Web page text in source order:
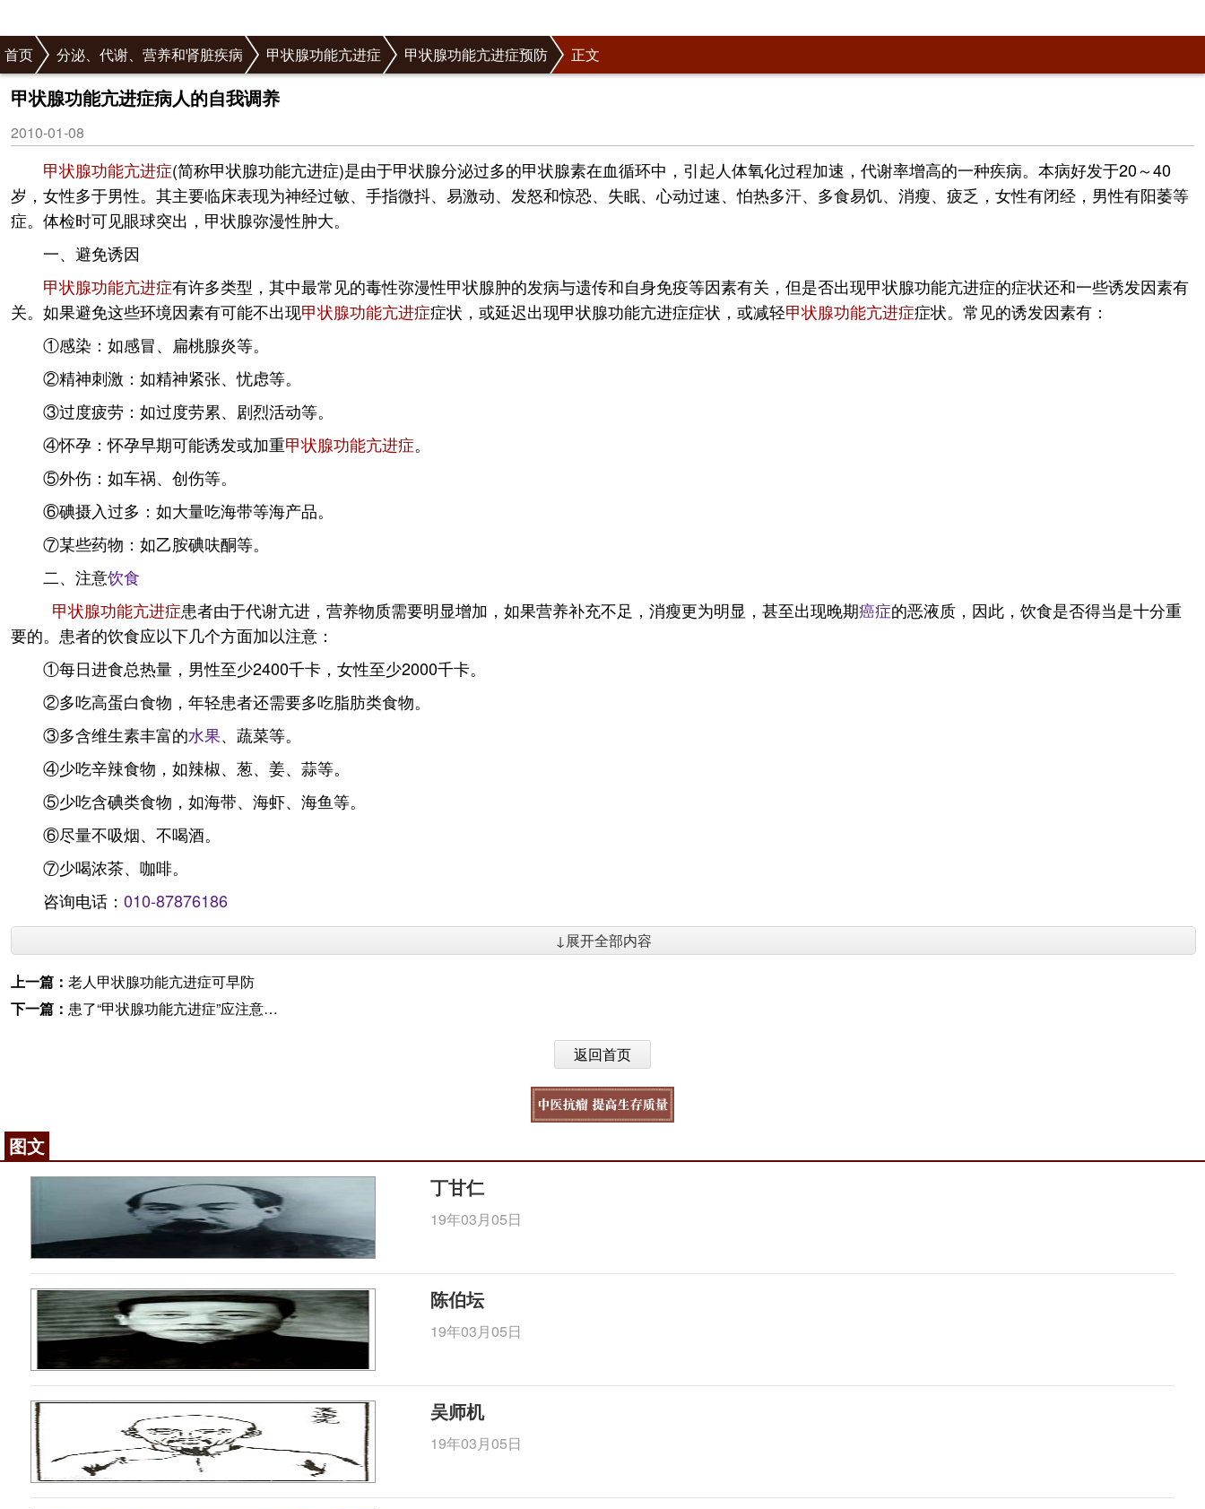
首页 分泌、代谢、营养和肾脏疾病 甲状腺功能亢进症 甲状腺功能亢进症预防 正文
甲状腺功能亢进症病人的自我调养
2010-01-08
甲状腺功能亢进症(简称甲状腺功能亢进症)是由于甲状腺分泌过多的甲状腺素在血循环中，引起人体氧化过程加速，代谢率增高的一种疾病。本病好发于20～40
岁，女性多于男性。其主要临床表现为神经过敏、手指微抖、易激动、发怒和惊恐、失眠、心动过速、怕热多汗、多食易饥、消瘦、疲乏，女性有闭经，男性有阳萎等
症。体检时可见眼球突出，甲状腺弥漫性肿大。
一、避免诱因
甲状腺功能亢进症有许多类型，其中最常见的毒性弥漫性甲状腺肿的发病与遗传和自身免疫等因素有关，但是否出现甲状腺功能亢进症的症状还和一些诱发因素有
关。如果避免这些环境因素有可能不出现甲状腺功能亢进症症状，或延迟出现甲状腺功能亢进症症状，或减轻甲状腺功能亢进症症状。常见的诱发因素有：
①感染：如感冒、扁桃腺炎等。
②精神刺激：如精神紧张、忧虑等。
③过度疲劳：如过度劳累、剧烈活动等。
④怀孕：怀孕早期可能诱发或加重甲状腺功能亢进症。
⑤外伤：如车祸、创伤等。
⑥碘摄入过多：如大量吃海带等海产品。
⑦某些药物：如乙胺碘呋酮等。
二、注意饮食
甲状腺功能亢进症患者由于代谢亢进，营养物质需要明显增加，如果营养补充不足，消瘦更为明显，甚至出现晚期癌症的恶液质，因此，饮食是否得当是十分重
要的。患者的饮食应以下几个方面加以注意：
①每日进食总热量，男性至少2400千卡，女性至少2000千卡。
②多吃高蛋白食物，年轻患者还需要多吃脂肪类食物。
③多含维生素丰富的水果、蔬菜等。
④少吃辛辣食物，如辣椒、葱、姜、蒜等。
⑤少吃含碘类食物，如海带、海虾、海鱼等。
⑥尽量不吸烟、不喝酒。
⑦少喝浓茶、咖啡。
咨询电话： 010-87876186
↓展开全部内容
上一篇： 老人甲状腺功能亢进症可早防
下一篇： 患了“甲状腺功能亢进症”应注意什么
返回首页
图文
丁甘仁
19年03月05日
陈伯坛
19年03月05日
吴师机
19年03月05日